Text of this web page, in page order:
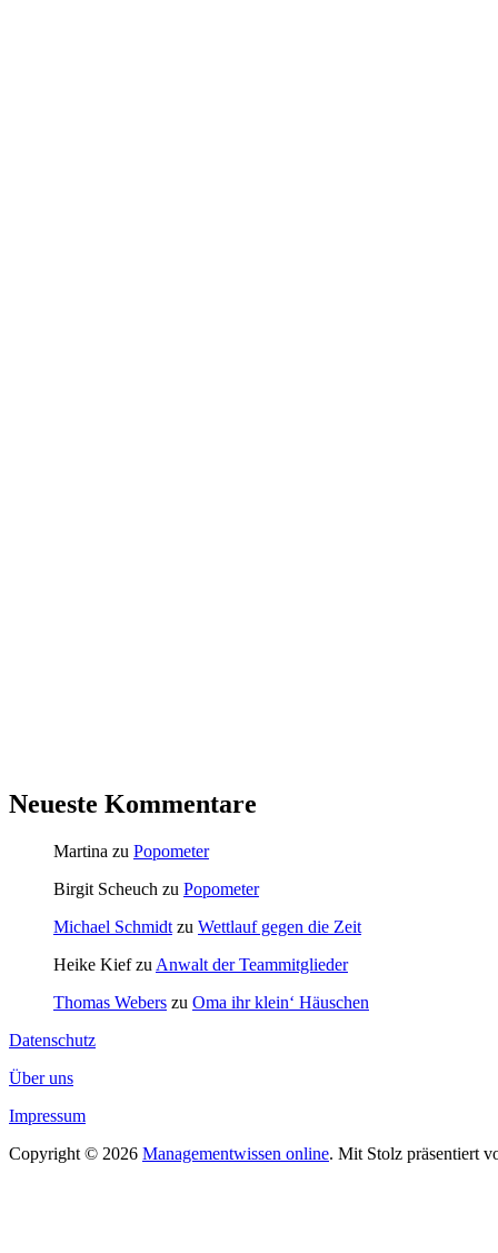
Neueste Kommentare
Martina zu Popometer
Birgit Scheuch zu Popometer
Michael Schmidt zu Wettlauf gegen die Zeit
Heike Kiefzu Anwalt der Teammitglieder
Thomas Webers zu Oma ihr klein‘ Häuschen
Datenschutz
Über uns
Impressum
Copyright © 2026 Managementwissen online. Mit Stolz präsentiert